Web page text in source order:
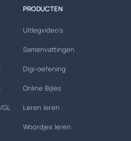
GL
PRODUCTEN
Uitlegvideo's
Samenvattingen
Digi-oefening
Online Bijles
Leren leren
Woordjes leren